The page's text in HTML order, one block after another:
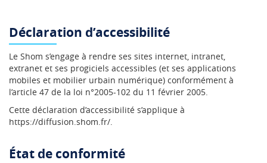
Déclaration d’accessibilité
Le Shom s’engage à rendre ses sites internet, intranet,
extranet et ses progiciels accessibles (et ses applications
mobiles et mobilier urbain numérique) conformément à
l’article 47 de la loi n°2005-102 du 11 février 2005.
Cette déclaration d’accessibilité s’applique à
https://diffusion.shom.fr/.
État de conformité